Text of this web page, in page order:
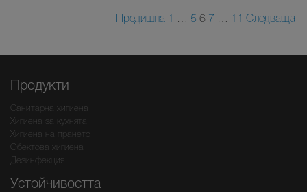
Предишна 1 … 5 6 7 … 11 Следваща
Продукти
Санитарна хигиена
Хигиена за кухнята
Хигиена на прането
Обектова хигиена
Дезинфекция
Устойчивостта